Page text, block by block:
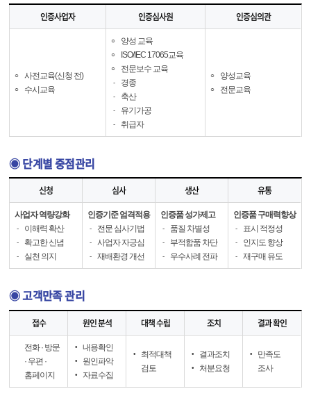
인증사업자 인증심사원 인증심의관
○ 사전교육(신청 전)
○ 수시교육
○ 양성 교육
○ ISO/IEC 17065교육
○ 전문보수 교육
- 경종
- 축산
- 유기가공
- 취급자
○ 양성교육
○ 전문교육
◉ 단계별 중점관리
신청 심사 생산 유통
사업자 역량강화
- 이해력 확산
- 확고한 신념
- 실천 의지
인증기준 엄격적용
- 전문 심사기법
- 사업자 자긍심
- 재배환경 개선
인증품 성가제고
- 품질 차별성
- 부적합품 차단
- 우수사례 전파
인증품 구매력향상
- 표시 적정성
- 인지도 향상
- 재구매 유도
◉ 고객만족 관리
접수 원인 분석 대책 수립 조치 결과 확인
전화 · 방문
· 우편 ·
홈페이지
• 내용확인
• 원인파악
• 자료수집
•
최적대책
검토
• 결과조치
• 처분요청
•
만족도
조사